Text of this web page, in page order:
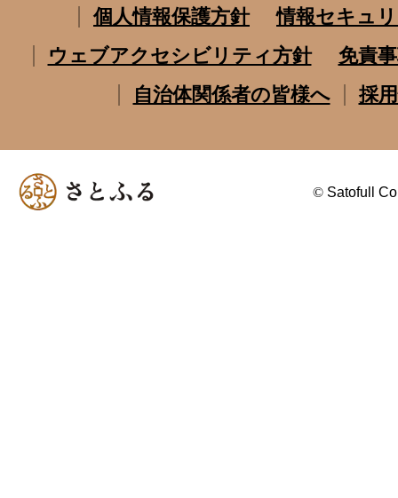
個人情報保護方針
情報セキュ
ウェブアクセシビリティ方針
免責
自治体関係者の皆様へ
採
© Satofull